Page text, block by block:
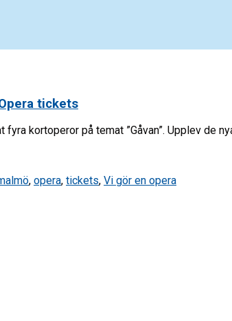
tickets
kortoperor på temat ”Gåvan”. Upplev de
, opera, tickets, Vi gör en opera